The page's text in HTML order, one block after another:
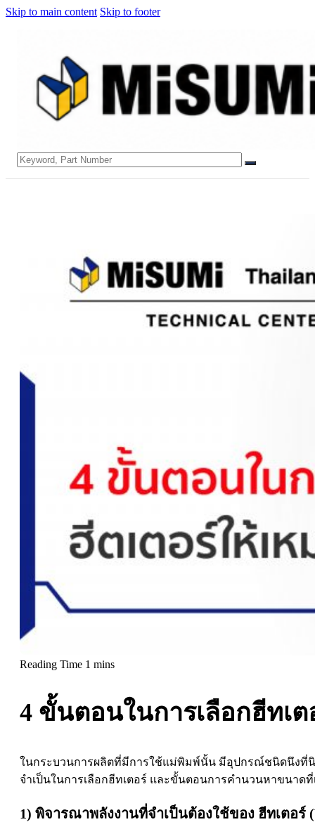
Skip to main content Skip to footer
Search
4 ขั้นตอนในการเลือกฮีทเ
ในกระบวนการผลิตที่มีการใช้แม่พิมพ์นั้น มีอุปกรณ์ชนิดนึง
จำเป็นในการเลือกฮีทเตอร์ และขั้นตอนการคำนวนหาขนาด
1) พิจารณาพลังงานที่จำเป็นต้องใช้ของ ฮีทเตอร์